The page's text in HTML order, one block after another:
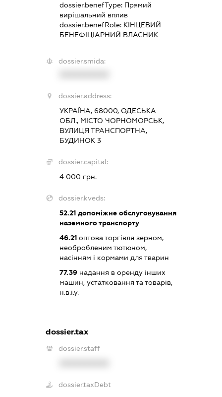
dossier.benefType: Прямий
вирішальний вплив
dossier.benefRole: КІНЦЕВИЙ
БЕНЕФІЦІАРНИЙ ВЛАСНИК
dossier.smida:
dossier.address:
УКРАЇНА, 68000, ОДЕСЬКА
ОБЛ., МІСТО ЧОРНОМОРСЬК,
ВУЛИЦЯ ТРАНСПОРТНА,
БУДИНОК 3
dossier.capital:
4 000 грн.
dossier.kveds:
52.21допоміжне обслуговування
наземного транспорту
46.21оптова торгівля зерном,
необробленим тютюном,
насінням і кормами для тварин
77.39надання в оренду інших
машин, устатковання та товарів,
н.в.і.у.
dossier.tax
dossier.staff
dossier.taxDebt